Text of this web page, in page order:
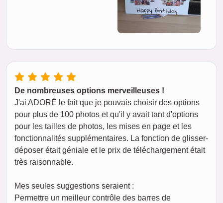
De nombreuses options merveilleuses !
J'ai ADORÉ le fait que je pouvais choisir des options
pour plus de 100 photos et qu'il y avait tant d'options
pour les tailles de photos, les mises en page et les
fonctionnalités supplémentaires. La fonction de glisser-
déposer était géniale et le prix de téléchargement était
très raisonnable.
Mes seules suggestions seraient :
Permettre un meilleur contrôle des barres de